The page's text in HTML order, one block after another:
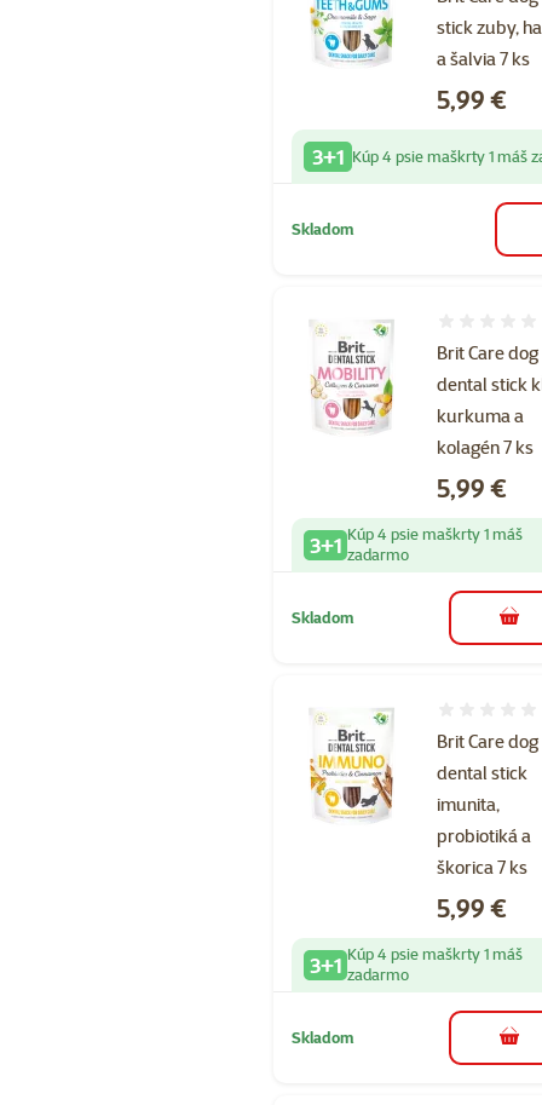
stick zuby,
a šalvia 7 ks
Cena
5,99 €
3+1 Kúp 4 psie maškrty 1 máš
Skladom
Brit Care dog
dental stick
kurkuma a
kolagén 7 ks
Cena
5,99 €
3+1 Kúp 4 psie maškrty 1 máš
zadarmo
Skladom do
Brit Care dog
dental stick
imunita,
probiotiká a
škorica 7 ks
Cena
5,99 €
3+1 Kúp 4 psie maškrty 1 máš
zadarmo
Skladom do